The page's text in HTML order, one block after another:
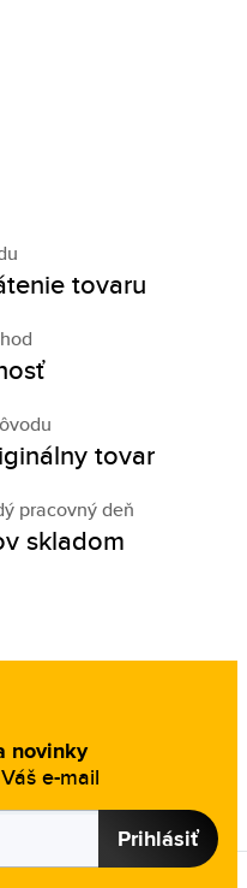
tovaru
tovar
pracovný deň
skladom
novinky
e-mail
Prihlásiť